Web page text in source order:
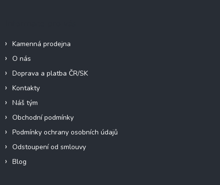
Kamenná prodejna
O nás
Doprava a platba ČR/SK
Kontakty
Náš tým
Obchodní podmínky
Podmínky ochrany osobních údajů
Odstoupení od smlouvy
Blog